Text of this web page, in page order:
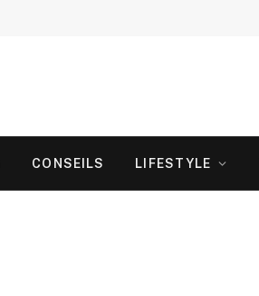
CONSEILS LIFESTYLE